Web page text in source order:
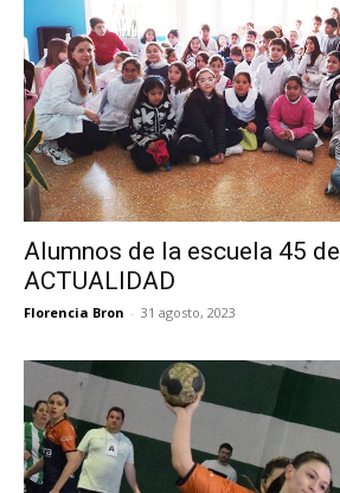
Alumnos de la escuela 45
ACTUALIDAD
Florencia Bron - 31 agosto, 2023